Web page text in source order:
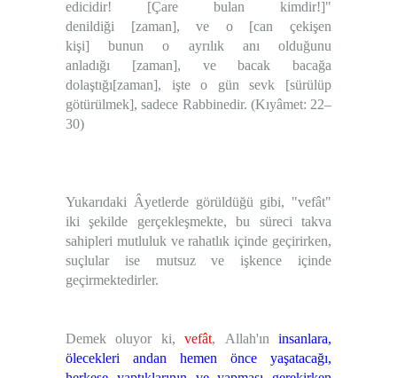
edicidir! [Çare bulan kimdir!]"
denildiği [zaman], ve o [can çekişen
kişi] bunun o ayrılık anı olduğunu
anladığı [zaman], ve bacak bacağa
dolaştığı[zaman], işte o gün sevk [sürülüp
götürülmek], sadece Rabbinedir. (Kıyâmet: 22–
30)
Yukarıdaki Âyetlerde görüldüğü gibi, "vefât"
iki şekilde gerçekleşmekte, bu süreci takva
sahipleri mutluluk ve rahatlık içinde geçirirken,
suçlular ise mutsuz ve işkence içinde
geçirmektedirler.
Demek oluyor ki,vefât, Allah'ıninsanlara,
ölecekleri andan hemen önce yaşatacağı,